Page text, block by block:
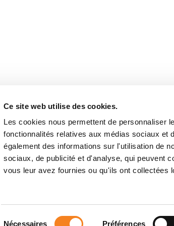
Ce site web utilise des cookies.
Les cookies nous permettent de personnaliser
fonctionnalités relatives aux médias sociaux et
également des informations sur l'utilisation de
sociaux, de publicité et d'analyse, qui peuvent
vous leur avez fournies ou qu'ils ont collectées
Nécessaires Préférences